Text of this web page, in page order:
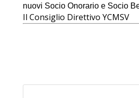
nuovi Socio Onorario e Socio
Il Consiglio Direttivo YCMSV